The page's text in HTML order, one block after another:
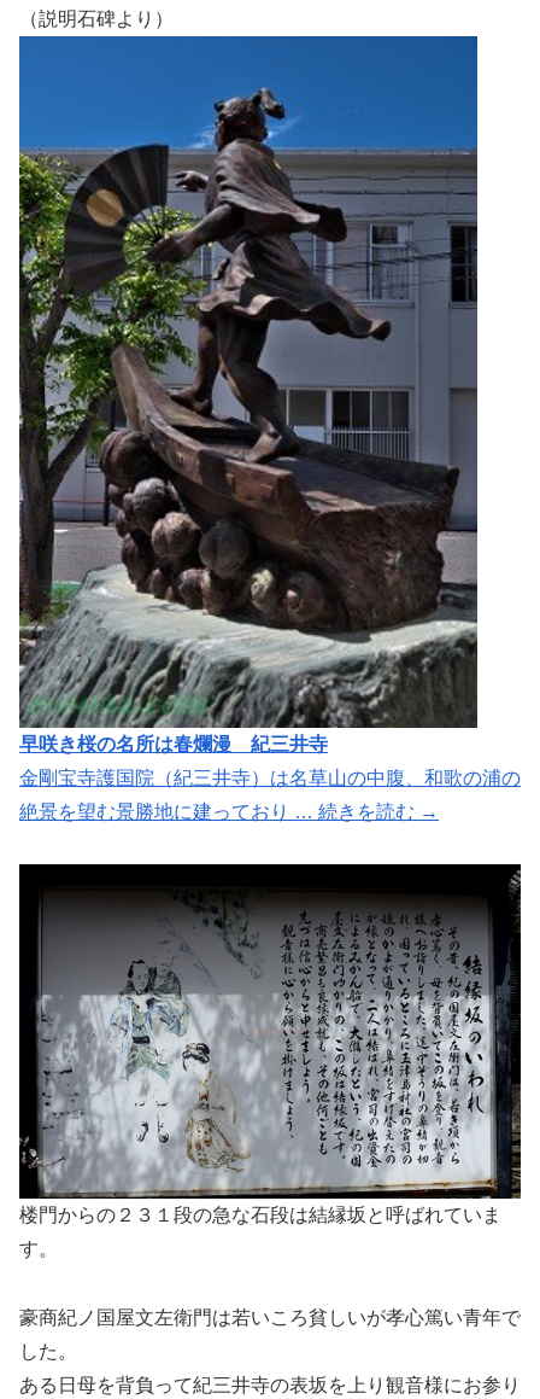
（説明石碑より）
早咲き桜の名所は春爛漫 紀三井寺
金剛宝寺護国院（紀三井寺）は名草山の中腹、和歌の浦の
絶景を望む景勝地に建っており … 続きを読む →
楼門からの２３１段の急な石段は結縁坂と呼ばれていま
す。
豪商紀ノ国屋文左衛門は若いころ貧しいが孝心篤い青年で
した。
ある日母を背負って紀三井寺の表坂を上り観音様にお参り